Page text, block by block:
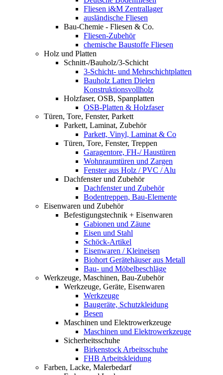
Fliesen i&M Zentrallager
ausländische Fliesen
Bau-Chemie - Fliesen & Co.
Fliesen-Zubehör
chemische Baustoffe Fliesen
Holz und Platten
Schnitt-/Bauholz/3-Schicht
3-Schicht- und Mehrschichtplatten
Bauholz Latten Dielen
Konstruktionsvollholz
Holzfaser, OSB, Spanplatten
OSB-Platten & Holzfaser
Türen, Tore, Fenster, Parkett
Parkett, Laminat, Zubehör
Parkett, Vinyl, Laminat & Co
Türen, Tore, Fenster, Treppen
Garagentore, FH-/ Haustüren
Wohnraumtüren und Zargen
Fenster aus Holz / PVC / Alu
Dachfenster und Zubehör
Dachfenster und Zubehör
Bodentreppen, Bau-Elemente
Eisenwaren und Zubehör
Befestigungstechnik + Eisenwaren
Gabionen und Zäune
Eisen und Stahl
Schöck-Artikel
Eisenwaren / Kleineisen
Biohort Gerätehäuser aus Metall
Bau- und Möbelbeschläge
Werkzeuge, Maschinen, Bau-Zubehör
Werkzeuge, Geräte, Eisenwaren
Werkzeuge
Baugeräte, Schutzkleidung
Besen
Maschinen und Elektrowerkzeuge
Maschinen und Elektrowerkzeuge
Sicherheitsschuhe
Birkenstock Arbeitsschuhe
FHB Arbeitskleidung
Farben, Lacke, Malerbedarf